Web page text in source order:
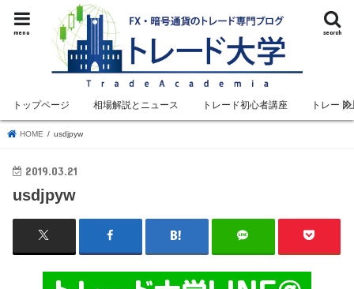
search
menu
トップページ 相場解説とニュース トレード初心者講座 トレード
HOME usdjpyw
2019.03.21
usdjpyw